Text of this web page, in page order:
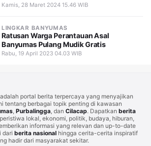
Kamis, 28 Maret 2024 15.46 WIB
LINGKAR BANYUMAS
Ratusan Warga Perantauan Asal
Banyumas Pulang Mudik Gratis
Rabu, 19 April 2023 04.03 WIB
portal berita terpercaya yang menyajikan
tentang berbagai topik penting di kawasan
, Purbalingga, dan Cilacap. Dapatkan berita
lokal, ekonomi, politik, budaya, hiburan,
informasi yang relevan dan up-to-date
dari berita nasionalhingga cerita-cerita inspiratif
hadir dari masyarakat sekitar.